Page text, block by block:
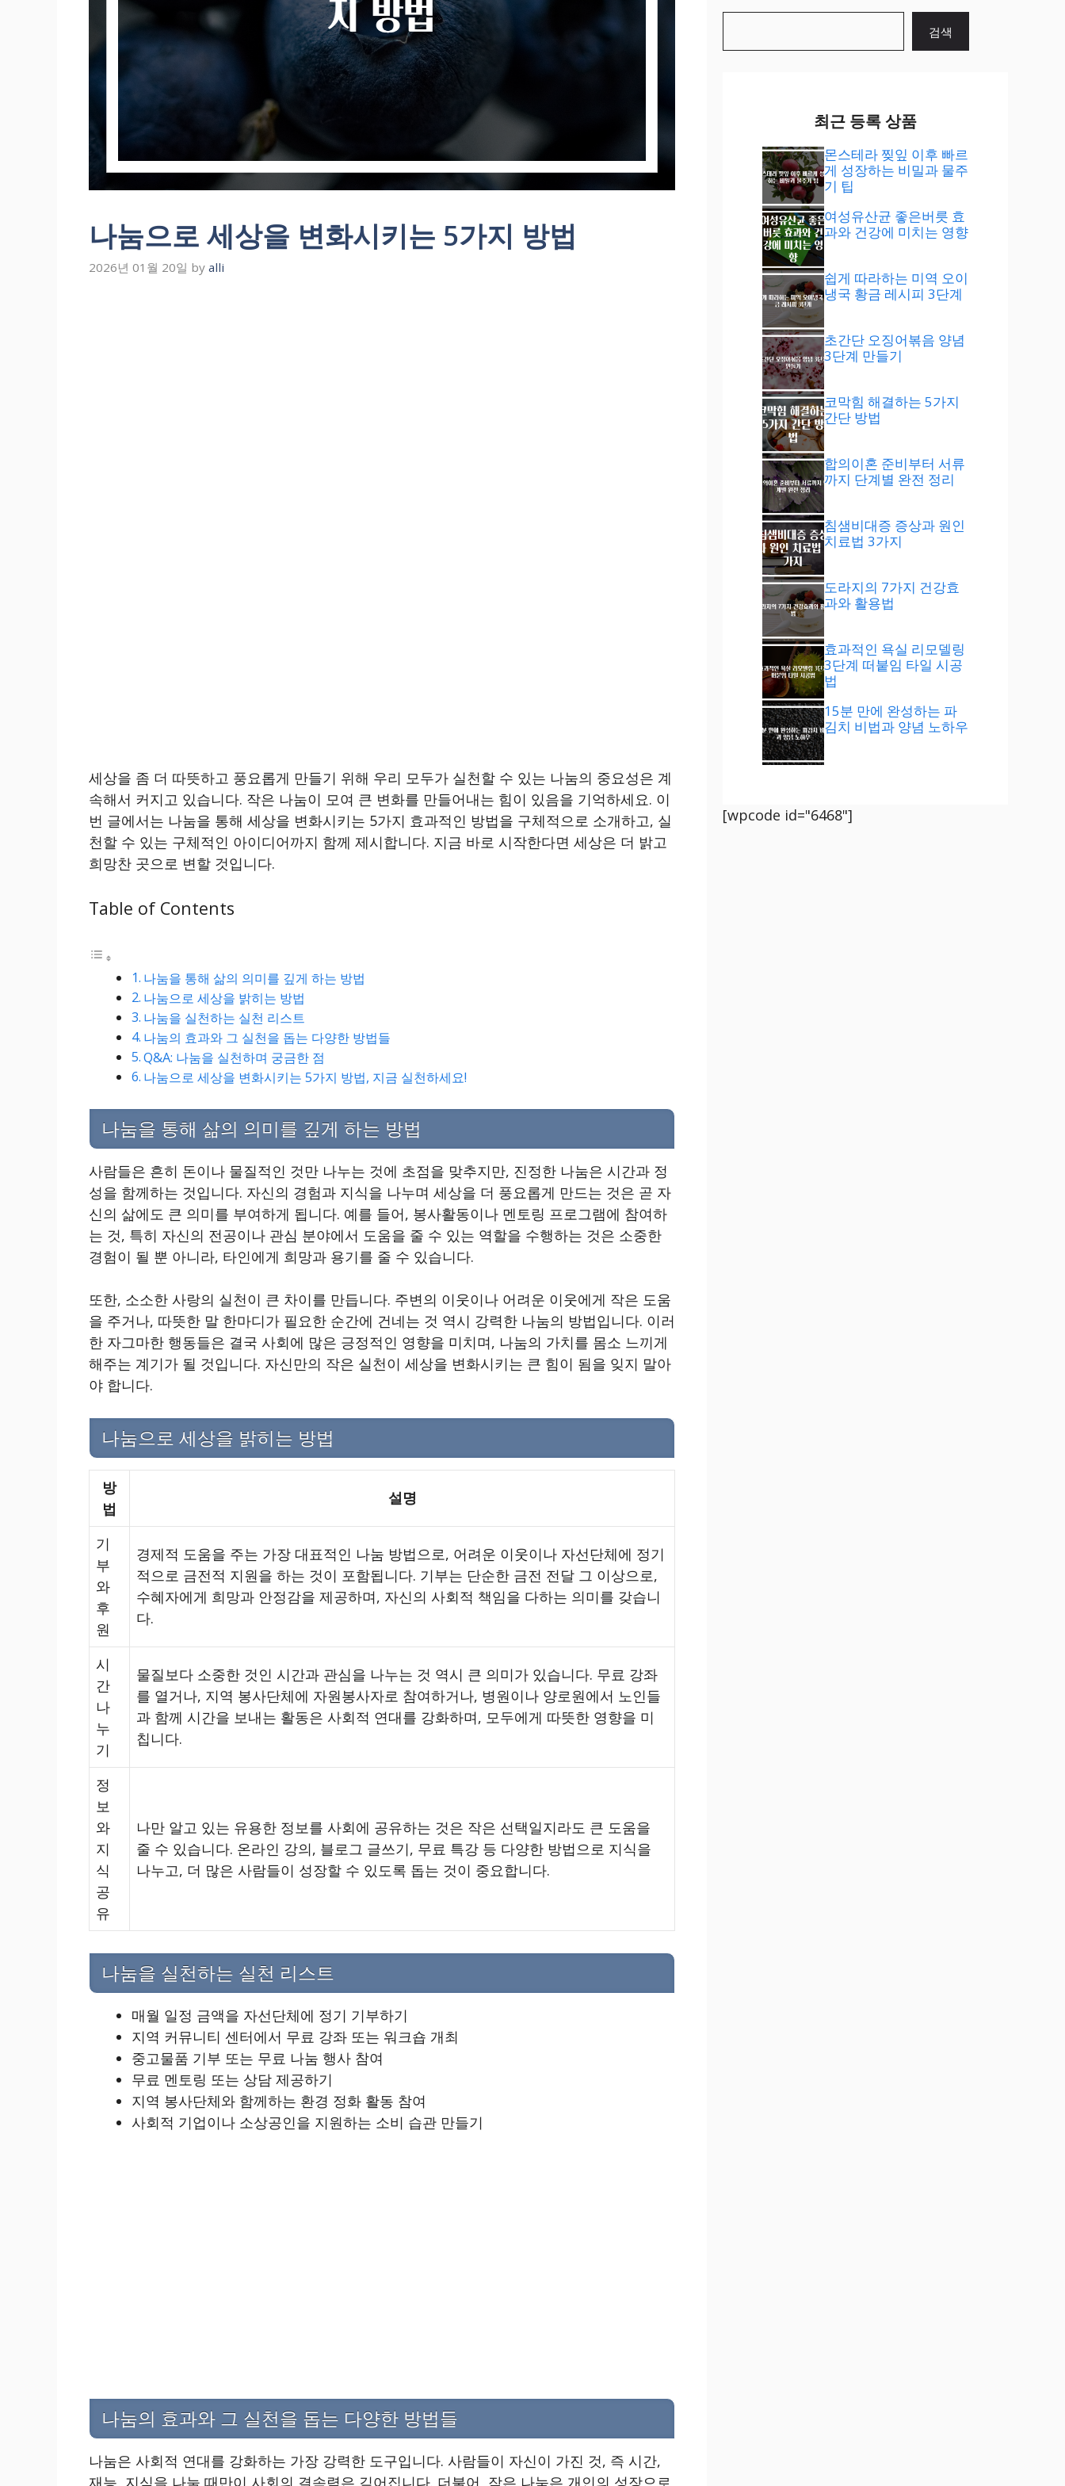
나눔으로 세상을 변화시키는 5가지 방법
2026년 01월 20일 by alli
세상을 좀 더 따뜻하고 풍요롭게 만들기 위해 우리 모두가 실천할 수 있는 나눔의 중요성은 계
속해서 커지고 있습니다. 작은 나눔이 모여 큰 변화를 만들어내는 힘이 있음을 기억하세요. 이
번 글에서는 나눔을 통해 세상을 변화시키는 5가지 효과적인 방법을 구체적으로 소개하고, 실
천할 수 있는 구체적인 아이디어까지 함께 제시합니다. 지금 바로 시작한다면 세상은 더 밝고
희망찬 곳으로 변할 것입니다.
Table of Contents
나눔을 통해 삶의 의미를 깊게 하는 방법
나눔으로 세상을 밝히는 방법
나눔을 실천하는 실천 리스트
나눔의 효과와 그 실천을 돕는 다양한 방법들
Q&A: 나눔을 실천하며 궁금한 점
나눔으로 세상을 변화시키는 5가지 방법, 지금 실천하세요!
나눔을 통해 삶의 의미를 깊게 하는 방법
사람들은 흔히 돈이나 물질적인 것만 나누는 것에 초점을 맞추지만, 진정한 나눔은 시간과 정
성을 함께하는 것입니다. 자신의 경험과 지식을 나누며 세상을 더 풍요롭게 만드는 것은 곧 자
신의 삶에도 큰 의미를 부여하게 됩니다. 예를 들어, 봉사활동이나 멘토링 프로그램에 참여하
는 것, 특히 자신의 전공이나 관심 분야에서 도움을 줄 수 있는 역할을 수행하는 것은 소중한
경험이 될 뿐 아니라, 타인에게 희망과 용기를 줄 수 있습니다.
또한, 소소한 사랑의 실천이 큰 차이를 만듭니다. 주변의 이웃이나 어려운 이웃에게 작은 도움
을 주거나, 따뜻한 말 한마디가 필요한 순간에 건네는 것 역시 강력한 나눔의 방법입니다. 이러
한 자그마한 행동들은 결국 사회에 많은 긍정적인 영향을 미치며, 나눔의 가치를 몸소 느끼게
해주는 계기가 될 것입니다. 자신만의 작은 실천이 세상을 변화시키는 큰 힘이 됨을 잊지 말아
야 합니다.
나눔으로 세상을 밝히는 방법
방
법
설명
기
부
와
후
원
경제적 도움을 주는 가장 대표적인 나눔 방법으로, 어려운 이웃이나 자선단체에 정기
적으로 금전적 지원을 하는 것이 포함됩니다. 기부는 단순한 금전 전달 그 이상으로,
수혜자에게 희망과 안정감을 제공하며, 자신의 사회적 책임을 다하는 의미를 갖습니
다.
시
간
나
누
기
물질보다 소중한 것인 시간과 관심을 나누는 것 역시 큰 의미가 있습니다. 무료 강좌
를 열거나, 지역 봉사단체에 자원봉사자로 참여하거나, 병원이나 양로원에서 노인들
과 함께 시간을 보내는 활동은 사회적 연대를 강화하며, 모두에게 따뜻한 영향을 미
칩니다.
정
보
와
지
식
공
유
나만 알고 있는 유용한 정보를 사회에 공유하는 것은 작은 선택일지라도 큰 도움을
줄 수 있습니다. 온라인 강의, 블로그 글쓰기, 무료 특강 등 다양한 방법으로 지식을
나누고, 더 많은 사람들이 성장할 수 있도록 돕는 것이 중요합니다.
나눔을 실천하는 실천 리스트
매월 일정 금액을 자선단체에 정기 기부하기
지역 커뮤니티 센터에서 무료 강좌 또는 워크숍 개최
중고물품 기부 또는 무료 나눔 행사 참여
무료 멘토링 또는 상담 제공하기
지역 봉사단체와 함께하는 환경 정화 활동 참여
사회적 기업이나 소상공인을 지원하는 소비 습관 만들기
나눔의 효과와 그 실천을 돕는 다양한 방법들
나눔은 사회적 연대를 강화하는 가장 강력한 도구입니다. 사람들이 자신이 가진 것, 즉 시간,
재능, 지식을 나눌 때만이 사회의 결속력은 깊어집니다. 더불어, 작은 나눔은 개인의 성장으로
검색
최근 등록 상품
몬스테라 찢잎 이후 빠르
게 성장하는 비밀과 물주
기 팁
여성유산균 좋은버릇 효
과와 건강에 미치는 영향
쉽게 따라하는 미역 오이
냉국 황금 레시피 3단계
초간단 오징어볶음 양념
3단계 만들기
코막힘 해결하는 5가지
간단 방법
합의이혼 준비부터 서류
까지 단계별 완전 정리
침샘비대증 증상과 원인
치료법 3가지
도라지의 7가지 건강효
과와 활용법
효과적인 욕실 리모델링
3단계 떠붙임 타일 시공
법
15분 만에 완성하는 파
김치 비법과 양념 노하우
[wpcode id="6468"]